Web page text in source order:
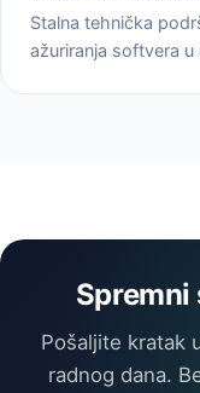
Stalna tehnička
ažuriranja softvera
Pošaljite kratak
radnog dana.